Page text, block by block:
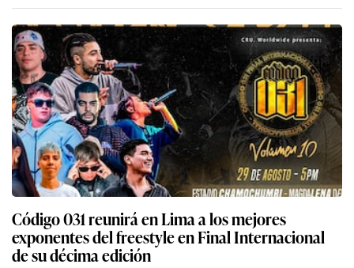
Código 031 reunirá en Lima a los mejores
exponentes del freestyle en Final Internacional
de su décima edición